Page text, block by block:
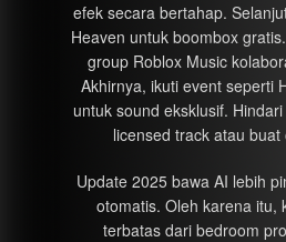
efek secara bertahap.
Heaven untuk boombox
group Roblox Music
Akhirnya, ikuti event seperti
untuk sound eksklusif.
licensed track atau buat
Update 2025 bawa AI lebih
otomatis. Oleh karena itu,
terbatas dari bedroom